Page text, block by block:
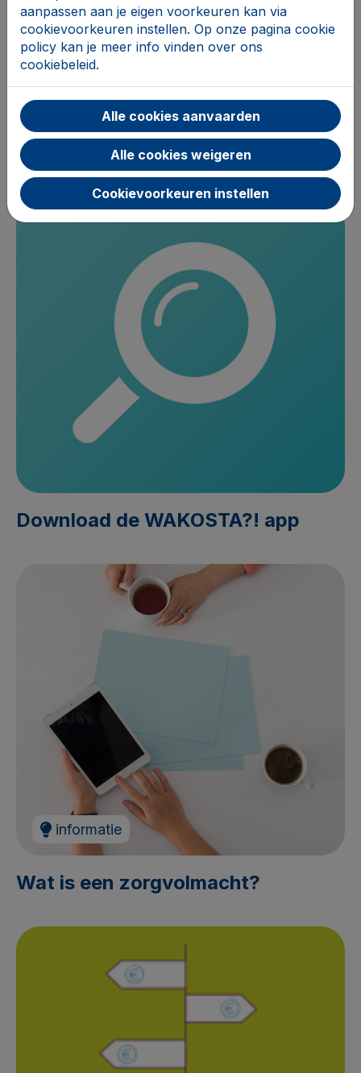
Alles oké in je portemonnee? Tips
om uitgaven te verlagen
Download de WAKOSTA?! app
informatie
Wat is een zorgvolmacht?
aanpassen aan je eigen voorkeuren kan via
cookievoorkeuren instellen. Op onze pagina cookie
policy kan je meer info vinden over ons
cookiebeleid.
Alle cookies aanvaarden
Alle cookies weigeren
Cookievoorkeuren instellen